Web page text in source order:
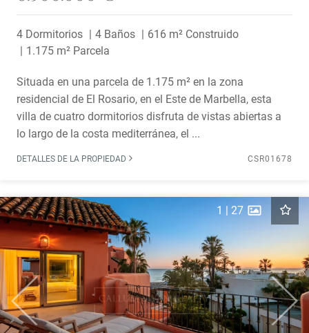
4 Dormitorios 4 Baños
616 m² Construido
1.175 m² Parcela
Situada en una parcela de 1.175 m² en la zona
residencial de El Rosario, en el Este de Marbella, esta
villa de cuatro dormitorios disfruta de vistas abiertas a
lo largo de la costa mediterránea, el ...
DETALLES DE LA PROPIEDAD CSR01678
Previous Next
1 | 27